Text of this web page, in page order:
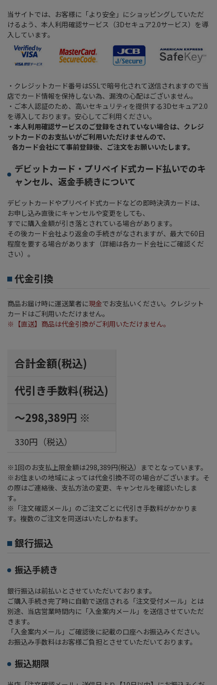
当サイトでは、お客様に「より安全」にショッピングしていただ
けるよう、本人利用確認サービス（3Dセキュア2.0サービス）を導
入しています。
・クレジットカード番号はSSLで暗号化されて送信されますので当
店でカード情報を保持しない為、漏洩の心配はございません。
・ご本人認証のため、高いセキュリティを提供する3Dセキュア2.0
を導入しております。安心してご利用ください。
・本人利用確認サービスのご登録をされていない場合は、クレジ
ットカードのお支払いがご利用いただけませんので、
各カード会社にて事前登録後、ご注文をお願いいたします。
デビットカード・プリペイド式カード払いでのキ
ャンセル、返金手続きについて
デビットカードやプリペイド式カードなどの即時決済カードは、
お申し込み直後にキャンセルや変更をしても、
すでに購入金額が引き落とされている場合があります。
その後カード会社より返金の手続きがなされますが、最大で60日
程度を要する場合があります（詳細は各カード会社にご確認くだ
さい）。
代金引換
商品お届け時に運送業者に現金でお支払いください。クレジット
カードはご利用いただけません。
※ 【直送】商品は代金引換がご利用いただけません。
合計金額(税込)
代引き手数料(税込)
～298,389円 ※
330円（税込）
※1回のお支払上限金額は298,389円(税込）までとなっています。
※お住まいの地域によっては代金引換不可の場合がございます。そ
の際はご連絡後、支払方法の変更、キャンセルを確認いたしま
す。
※「注文確認メール」のご注文ごとに代引き手数料がかかりま
す。複数のご注文を同送はいたしかねます。
銀行振込
振込手続き
銀行振込は前払いとさせていただいております。
ご購入手続き完了時に自動で送信される「注文受付メール」とは
別途、当店営業時間内に「入金案内メール」を送信させていただ
きます。
「入金案内メール」ご確認後に記載の口座へお振込みください。
お振込み手数料はお客様ご負担とさせていただいております。
振込期限